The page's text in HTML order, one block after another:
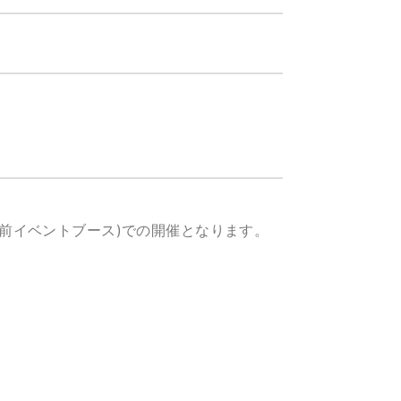
ベントブース)での開催となります。